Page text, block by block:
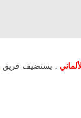
. يستضيف فريق